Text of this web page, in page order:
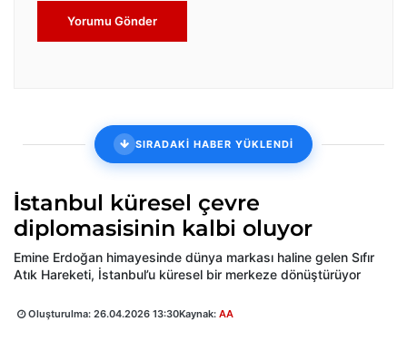
Yorumu Gönder
SIRADAKİ HABER YÜKLENDİ
İstanbul küresel çevre
diplomasisinin kalbi oluyor
Emine Erdoğan himayesinde dünya markası haline gelen Sıfır
Atık Hareketi, İstanbul’u küresel bir merkeze dönüştürüyor
Oluşturulma: 26.04.2026 13:30Kaynak: AA